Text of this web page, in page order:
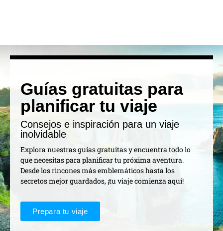
Guías gratuitas para
planificar tu viaje
Consejos e inspiración para un viaje
inolvidable
Explora nuestras guías gratuitas y encuentra todo lo
que necesitas para planificar tu próxima aventura.
Desde los rincones más emblemáticos hasta los
secretos mejor guardados, ¡tu viaje comienza aquí!
Prepara tu viaje